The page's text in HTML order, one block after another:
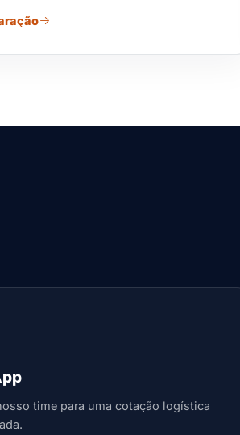
time para uma cotação logística